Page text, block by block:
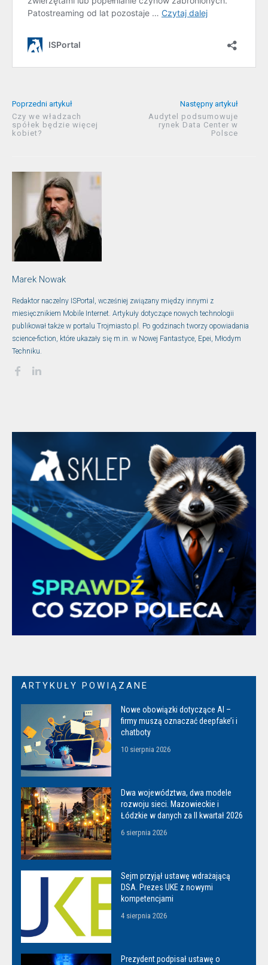
Poprzedni artykuł
Czy we władzach
spółek będzie więcej
kobiet?
Następny artykuł
Audytel podsumowuje
rynek Data Center w
Polsce
Marek Nowak
Redaktor naczelny ISPortal, wcześniej związany między innymi z
miesięcznikiem Mobile Internet. Artykuły dotyczące nowych technologii
publikował także w portalu Trojmiasto.pl. Po godzinach tworzy opowiadania
science-fiction, które ukazały się m.in. w Nowej Fantastyce, Epei, Młodym
Techniku.
ARTYKUŁY POWIĄZANE
Nowe obowiązki dotyczące AI –
firmy muszą oznaczać deepfake’i i
chatboty
10 sierpnia 2026
Dwa województwa, dwa modele
rozwoju sieci. Mazowieckie i
Łódzkie w danych za II kwartał 2026
6 sierpnia 2026
Sejm przyjął ustawę wdrażającą
DSA. Prezes UKE z nowymi
kompetencjami
4 sierpnia 2026
Prezydent podpisał ustawę o